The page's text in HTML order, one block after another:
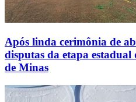
Após linda cerimônia de
disputas da etapa
de Minas